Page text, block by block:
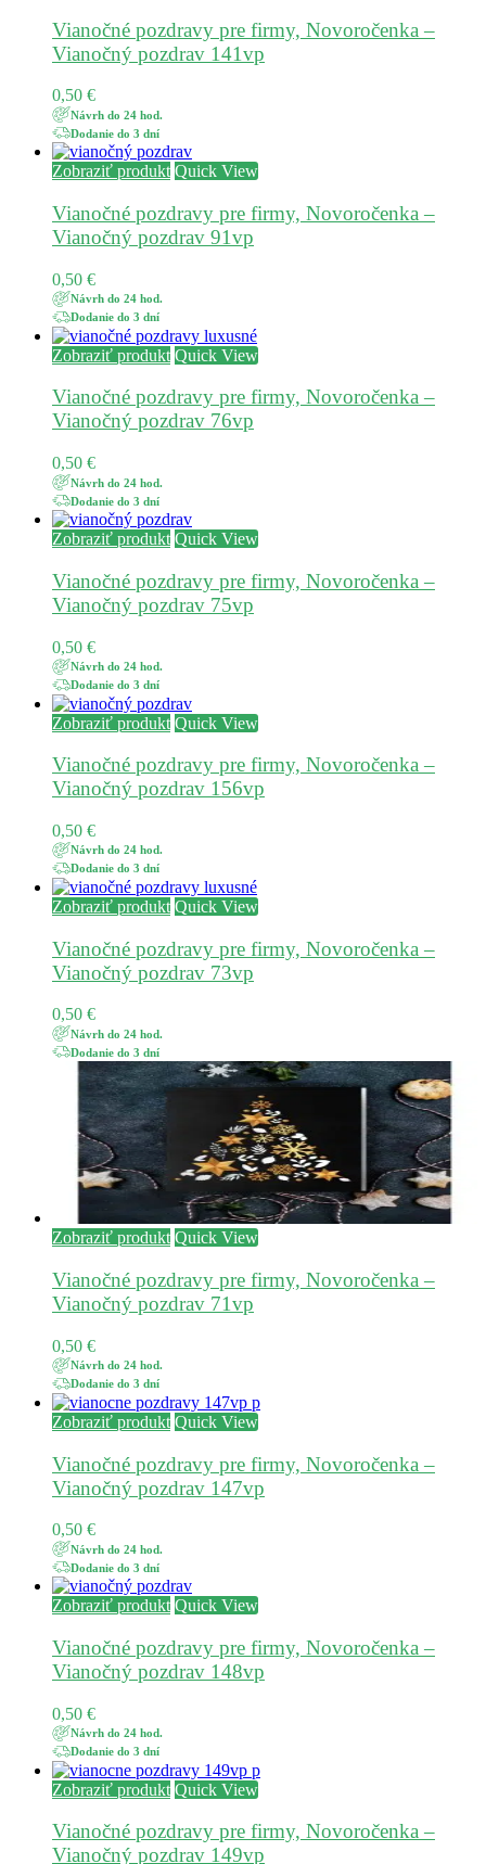
Vianočné pozdravy pre firmy, Novoročenka –
Vianočný pozdrav 141vp
0,50 €
Návrh do 24 hod.
Dodanie do 3 dní
Zobraziť produkt Quick View
Vianočné pozdravy pre firmy, Novoročenka –
Vianočný pozdrav 91vp
0,50 €
Návrh do 24 hod.
Dodanie do 3 dní
Zobraziť produkt Quick View
Vianočné pozdravy pre firmy, Novoročenka –
Vianočný pozdrav 76vp
0,50 €
Návrh do 24 hod.
Dodanie do 3 dní
Zobraziť produkt Quick View
Vianočné pozdravy pre firmy, Novoročenka –
Vianočný pozdrav 75vp
0,50 €
Návrh do 24 hod.
Dodanie do 3 dní
Zobraziť produkt Quick View
Vianočné pozdravy pre firmy, Novoročenka –
Vianočný pozdrav 156vp
0,50 €
Návrh do 24 hod.
Dodanie do 3 dní
Zobraziť produkt Quick View
Vianočné pozdravy pre firmy, Novoročenka –
Vianočný pozdrav 73vp
0,50 €
Návrh do 24 hod.
Dodanie do 3 dní
Zobraziť produkt Quick View
Vianočné pozdravy pre firmy, Novoročenka –
Vianočný pozdrav 71vp
0,50 €
Návrh do 24 hod.
Dodanie do 3 dní
Zobraziť produkt Quick View
Vianočné pozdravy pre firmy, Novoročenka –
Vianočný pozdrav 147vp
0,50 €
Návrh do 24 hod.
Dodanie do 3 dní
Zobraziť produkt Quick View
Vianočné pozdravy pre firmy, Novoročenka –
Vianočný pozdrav 148vp
0,50 €
Návrh do 24 hod.
Dodanie do 3 dní
Zobraziť produkt Quick View
Vianočné pozdravy pre firmy, Novoročenka –
Vianočný pozdrav 149vp